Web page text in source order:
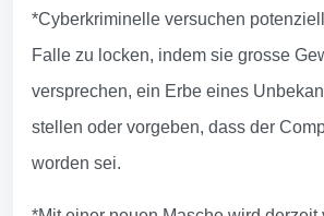
*Cyberkriminelle versuchen
Falle zu locken, indem sie grosse
versprechen, ein Erbe eines
stellen oder vorgeben, dass der
worden sei.